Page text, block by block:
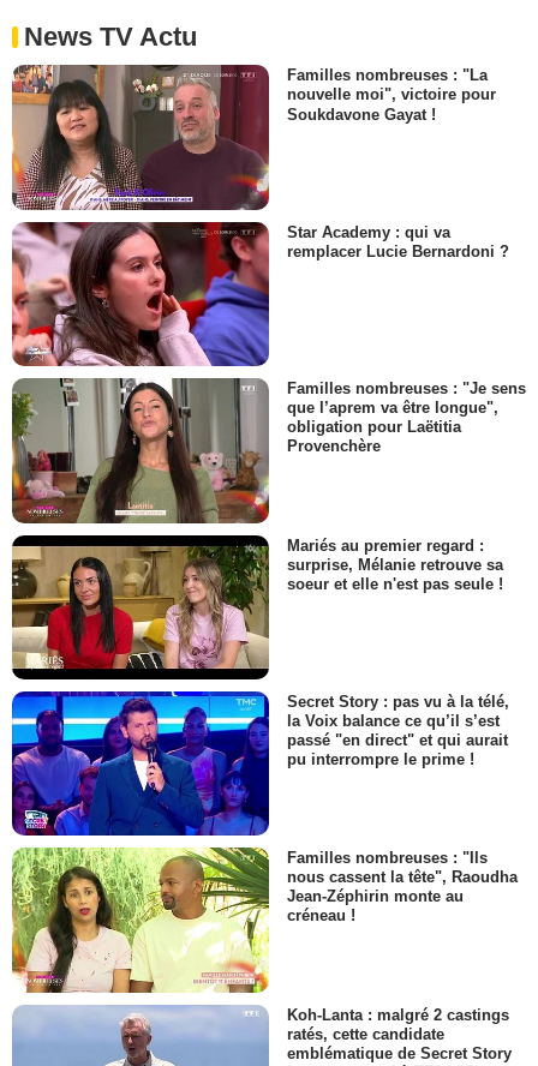
News TV Actu
Familles nombreuses : "La
nouvelle moi", victoire pour
Soukdavone Gayat !
Star Academy : qui va
remplacer Lucie Bernardoni ?
Familles nombreuses : "Je sens
que l’aprem va être longue",
obligation pour Laëtitia
Provenchère
Mariés au premier regard :
surprise, Mélanie retrouve sa
soeur et elle n'est pas seule !
Secret Story : pas vu à la télé,
la Voix balance ce qu’il s’est
passé "en direct" et qui aurait
pu interrompre le prime !
Familles nombreuses : "Ils
nous cassent la tête", Raoudha
Jean-Zéphirin monte au
créneau !
Koh-Lanta : malgré 2 castings
ratés, cette candidate
emblématique de Secret Story